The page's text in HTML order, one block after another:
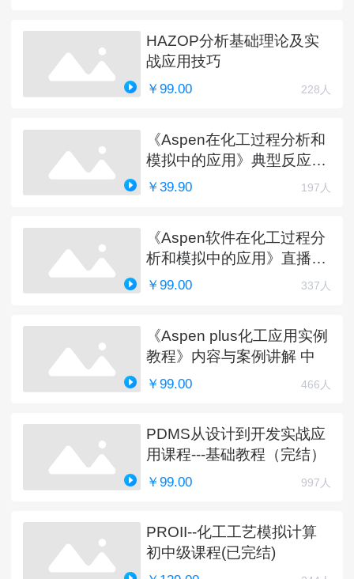
HAZOP分析基础理论及实
战应用技巧
￥99.00 228人
《Aspen在化工过程分析和
模拟中的应用》典型反应工
艺详解
￥39.90 197人
《Aspen软件在化工过程分
析和模拟中的应用》直播课
程（完）
￥99.00 337人
《Aspen plus化工应用实例
教程》内容与案例讲解 中
￥99.00 466人
PDMS从设计到开发实战应
用课程---基础教程（完结）
￥99.00 997人
PROII--化工工艺模拟计算
初中级课程(已完结)